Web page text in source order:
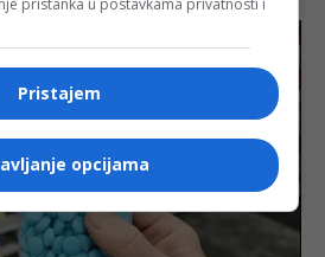
Pristajem
opcijama